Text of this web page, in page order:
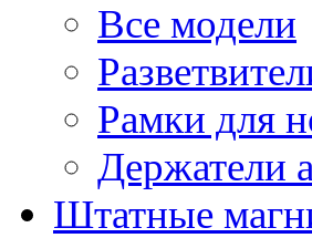
Все модели
Рамки для
Держатели
Штатные